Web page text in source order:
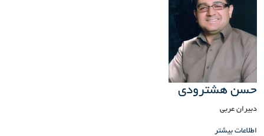
حسن هشترودی
دبیران عربی
اطلاعات بیشتر